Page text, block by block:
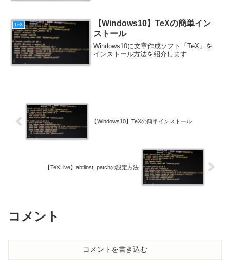
TeX
【Windows10】TeXの簡単イン
ストール
Windows10に文章作成ソフト「TeX」を
インストール方法を紹介します
【Windows10】TeXの簡単インストール
【TeXLive】abtlinst_patchの設定方法
コメント
コメントを書き込む